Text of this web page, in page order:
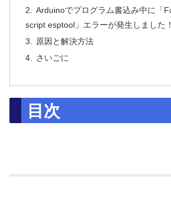
Arduinoでプログラム書込み中に「
script esptool」エラーが発生しました！
原因と解決方法
さいごに
目次